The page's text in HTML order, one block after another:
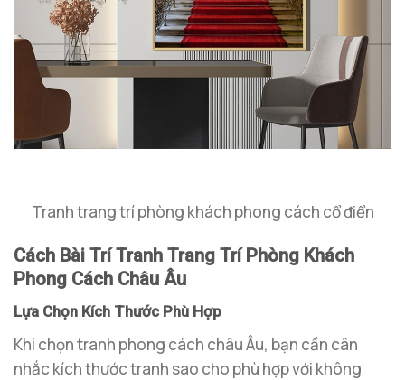
Tranh trang trí phòng khách phong cách cổ điển
Cách Bài Trí Tranh Trang Trí Phòng Khách
Phong Cách Châu Âu
Lựa Chọn Kích Thước Phù Hợp
Khi chọn tranh phong cách châu Âu, bạn cần cân
nhắc kích thước tranh sao cho phù hợp với không